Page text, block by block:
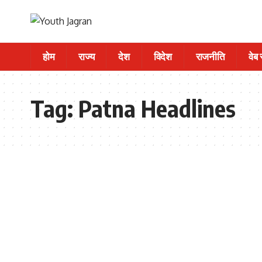
होम राज्य देश विदेश राजनीति वेब
Tag:Patna Headlines